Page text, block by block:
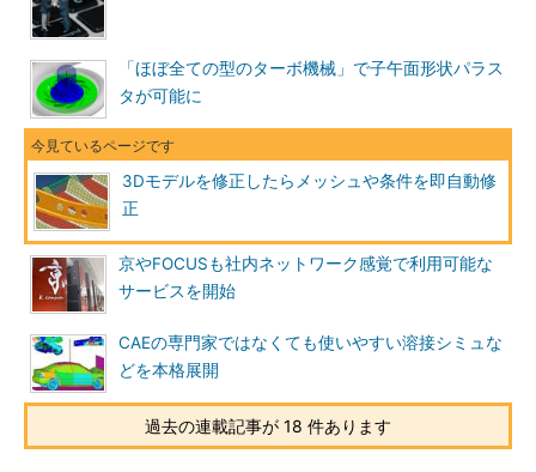
「ほぼ全ての型のターボ機械」で子午面形状パラス
タが可能に
3Dモデルを修正したらメッシュや条件を即自動修
正
京やFOCUSも社内ネットワーク感覚で利用可能な
サービスを開始
CAEの専門家ではなくても使いやすい溶接シミュな
どを本格展開
過去の連載記事が 18 件あります